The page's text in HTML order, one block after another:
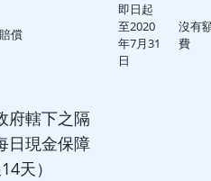
償
即日起
至2020
年7月31
日
沒有
費
府轄下之隔
日現金保障
天）